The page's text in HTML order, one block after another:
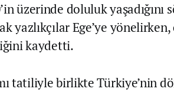
üzerinde doluluk yaşadığını
yazlıkçılar Ege’ye
kaydetti.
tatiliyle birlikte Türkiye’nin